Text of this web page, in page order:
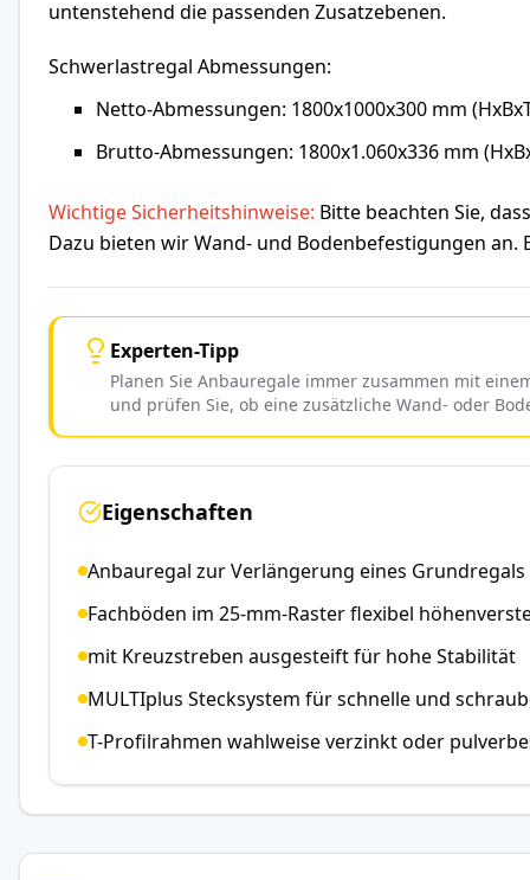
untenstehend die passenden Zusatzebenen.
Schwerlastregal Abmessungen:
Netto-Abmessungen: 1800x1000x300 mm
Brutto-Abmessungen: 1800x1.060x336 mm
Wichtige Sicherheitshinweise: Bitte beachten Sie,
Dazu bieten wir Wand- und Bodenbefestigungen
Experten-Tipp
Planen Sie Anbauregale immer zusammen mit
und prüfen Sie, ob eine zusätzliche Wand- oder
Eigenschaften
Anbauregal zur Verlängerung eines Grundregals
Fachböden im 25-mm-Raster flexibel
mit Kreuzstreben ausgesteift für hohe Stabilität
MULTIplus Stecksystem für schnelle und
T-Profilrahmen wahlweise verzinkt oder